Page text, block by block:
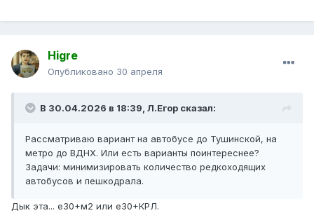
Higre
Опубликовано 30 апреля
В 30.04.2026 в 18:39, Л.Егор сказал:
Рассматриваю вариант на автобусе до Тушинской, на
метро до ВДНХ. Или есть варианты поинтереснее?
Задачи: минимизировать количество редкоходящих
автобусов и пешкодрала.
Дык эта... е30+м2 или е30+КРЛ.